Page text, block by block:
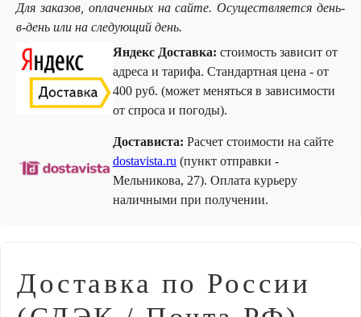
Для заказов, оплаченных на сайте. Осуществляется день-
в-день или на следующий день.
Яндекс Доставка: стоимость зависит от
адреса и тарифа. Стандартная цена - от
400 руб. (может меняться в зависимости
от спроса и погоды).
Достависта: Расчет стоимости на сайте
dostavista.ru (пункт отправки -
Мельникова, 27). Оплата курьеру
наличными при получении.
Доставка по России